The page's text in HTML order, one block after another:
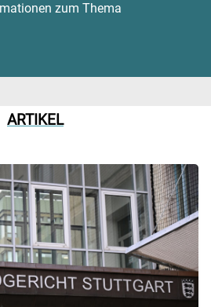
zum Thema
ARTIKEL